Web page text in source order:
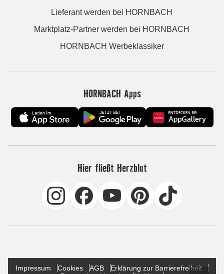
Lieferant werden bei HORNBACH
Marktplatz-Partner werden bei HORNBACH
HORNBACH Werbeklassiker
HORNBACH Apps
Hier fließt Herzblut
Impressum Cookies AGB
Erklärung zur Barrierefreiheit